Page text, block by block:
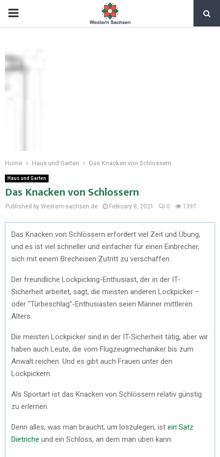
Home Haus und Garten Das Knacken von Schlossern
Haus und Garten
Das Knacken von Schlossern
Published by Western-sachsen.de February 8, 2021 0 1397
Das Knacken von Schlössern erfordert viel Zeit und Übung,
und es ist viel schneller und einfacher für einen Einbrecher,
sich mit einem Brecheisen Zutritt zu verschaffen.
Der freundliche Lockpicking-Enthusiast, der in der IT-
Sicherheit arbeitet, sagt, die meisten anderen Lockpicker –
oder “Türbeschlag”-Enthusiasten seien Männer mittleren
Alters.
Die meisten Lockpicker sind in der IT-Sicherheit tätig, aber wir
haben auch Leute, die vom Flugzeugmechaniker bis zum
Anwalt reichen. Und es gibt auch Frauen unter den
Lockpickern.
Als Sportart ist das Knacken von Schlössern relativ günstig
zu erlernen.
Denn alles, was man braucht, um loszulegen, ist ein Satz
Dietriche und ein Schloss, an dem man üben kann.